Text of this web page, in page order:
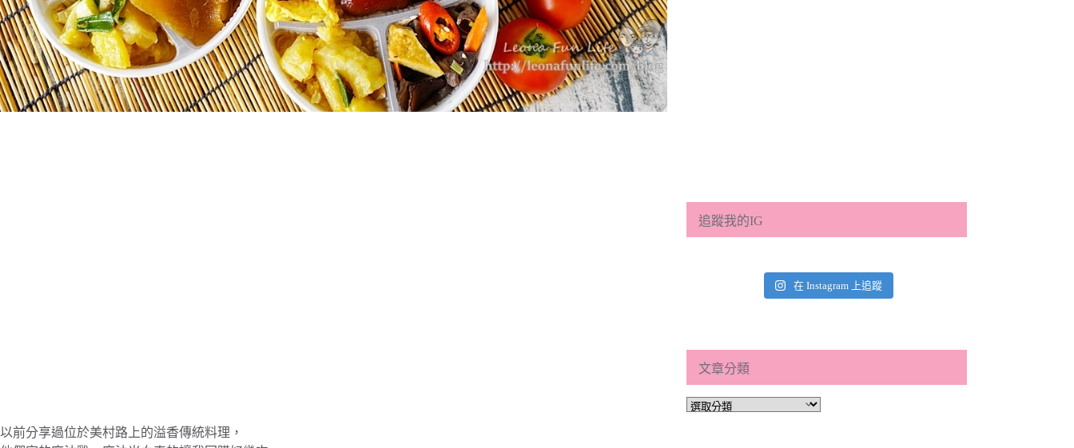
以前分享過位於美村路上的溢香傳統料理，
追蹤我的IG
在 Instagram 上追蹤
文章分類
文